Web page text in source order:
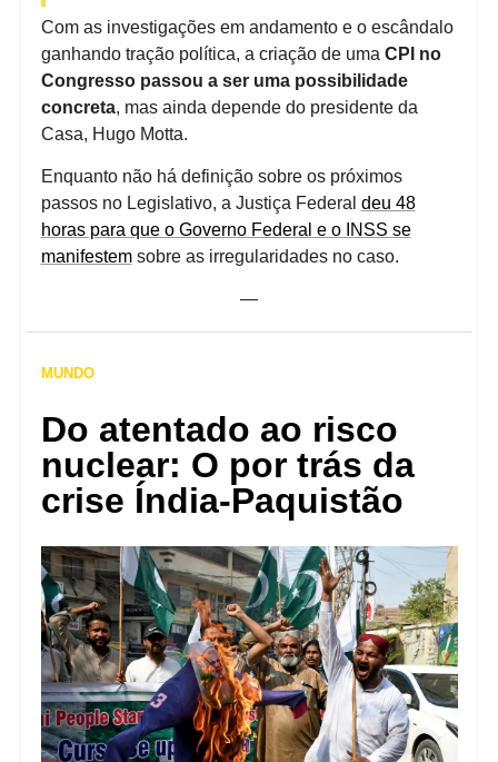
Com as investigações em andamento e o escândalo
ganhando tração política, a criação de uma CPI no
Congresso passou a ser uma possibilidade
concreta, mas ainda depende do presidente da
Casa, Hugo Motta.
Enquanto não há definição sobre os próximos
passos no Legislativo, a Justiça Federal deu 48
horas para que o Governo Federal e o INSS se
manifestemsobre as irregularidades no caso.
—
MUNDO
Do atentado ao risco
nuclear: O por trás da
crise Índia-Paquistão